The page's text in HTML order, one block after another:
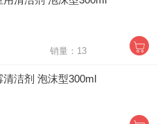
销量：13
洁剂 泡沫型300ml